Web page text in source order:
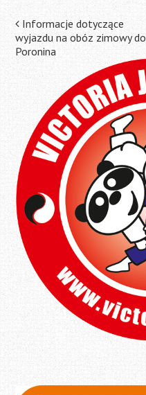
Post
navigation
Informacje dotyczące
wyjazdu na obóz zimowy do
Poronina